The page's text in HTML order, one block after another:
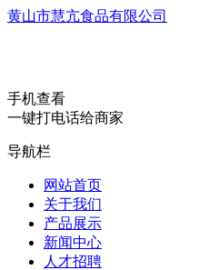
黄山市慧亢食品有限公司
手机查看
一键打电话给商家
导航栏
网站首页
关于我们
产品展示
新闻中心
人才招聘